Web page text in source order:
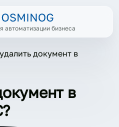
автоматизации бизнеса
документ в
в